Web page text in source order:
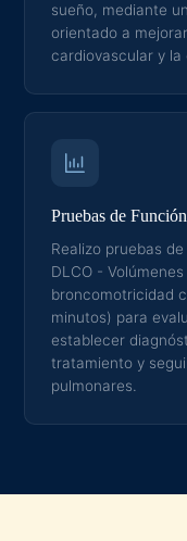
sueño, mediante
orientado a
cardiovascular y la
Pruebas de
Realizo pruebas
DLCO -
broncomotricidad
minutos) para
establecer
tratamiento y
pulmonares.